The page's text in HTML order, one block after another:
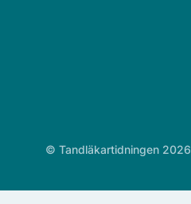
© Tandläkartidningen 2026